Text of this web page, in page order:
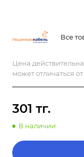
Все
Цена
может отличаться
301 тг.
В наличии